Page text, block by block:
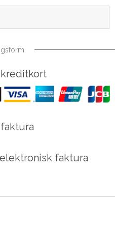
faktura